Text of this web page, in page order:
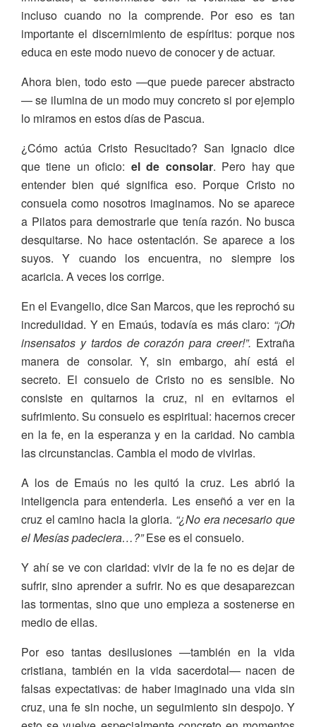
incluso cuando no la comprende. Por eso es tan
importante el discernimiento de espíritus: porque nos
educa en este modo nuevo de conocer y de actuar.
Ahora bien, todo esto —que puede parecer abstracto
— se ilumina de un modo muy concreto si por ejemplo
lo miramos en estos días de Pascua.
¿Cómo actúa Cristo Resucitado? San Ignacio dice
que tiene un oficio: el de consolar. Pero hay que
entender bien qué significa eso. Porque Cristo no
consuela como nosotros imaginamos. No se aparece
a Pilatos para demostrarle que tenía razón. No busca
desquitarse. No hace ostentación. Se aparece a los
suyos. Y cuando los encuentra, no siempre los
acaricia. A veces los corrige.
En el Evangelio, dice San Marcos, que les reprochó su
incredulidad. Y en Emaús, todavía es más claro: “¡Oh
insensatos y tardos de corazón para creer!”. Extraña
manera de consolar. Y, sin embargo, ahí está el
secreto. El consuelo de Cristo no es sensible. No
consiste en quitarnos la cruz, ni en evitarnos el
sufrimiento. Su consuelo es espiritual: hacernos crecer
en la fe, en la esperanza y en la caridad. No cambia
las circunstancias. Cambia el modo de vivirlas.
A los de Emaús no les quitó la cruz. Les abrió la
inteligencia para entenderla. Les enseñó a ver en la
cruz el camino hacia la gloria. “¿No era necesario que
el Mesías padeciera…?”Ese es el consuelo.
Y ahí se ve con claridad: vivir de la fe no es dejar de
sufrir, sino aprender a sufrir. No es que desaparezcan
las tormentas, sino que uno empieza a sostenerse en
medio de ellas.
Por eso tantas desilusiones —también en la vida
cristiana, también en la vida sacerdotal— nacen de
falsas expectativas: de haber imaginado una vida sin
cruz, una fe sin noche, un seguimiento sin despojo. Y